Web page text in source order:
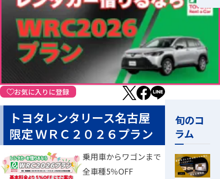
お気に入りに登録
トヨタレンタリース名古屋
限定 ＷＲＣ２０２６プラン
乗用車からワゴンまで
全車種5％OFF
旬のコ
ラム